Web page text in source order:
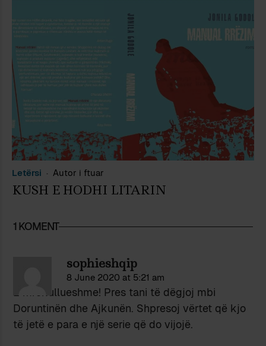
Letërsi Autor i ftuar
KUSH E HODHI LITARIN
1 KOMENT
sophieshqip
8 June 2020 at 5:21 am
E mrekullueshme! Pres tani të dëgjoj mbi
Doruntinën dhe Ajkunën. Shpresoj vërtet që kjo
të jetë e para e një serie që do vijojë.